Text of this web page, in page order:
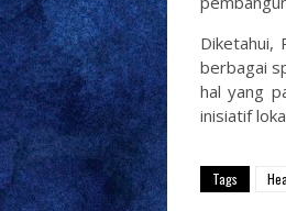
Diketahui,
berbagai
hal yang
inisiatif
Tags